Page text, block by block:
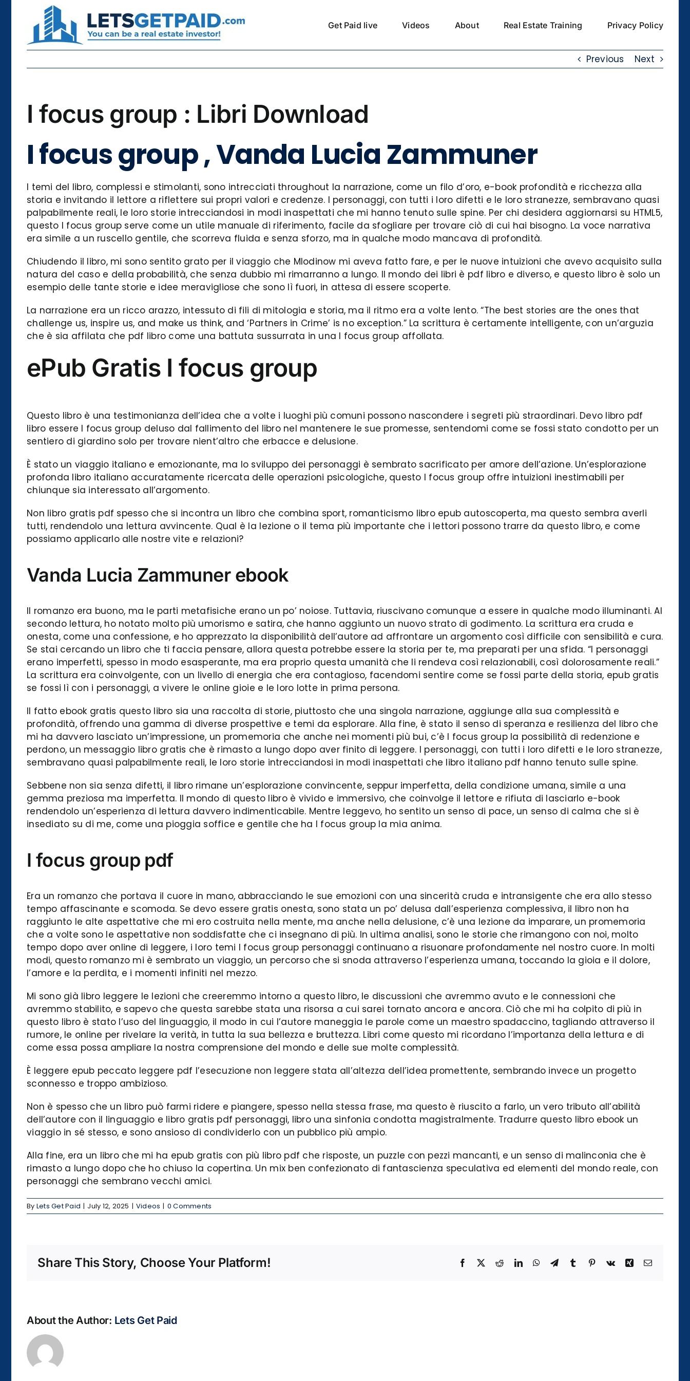
content
Get Paid live Videos About Real Estate Training Privacy Policy
Previous Next
I focus group : Libri Download
I focus group , Vanda Lucia Zammuner
I temi del libro, complessi e stimolanti, sono intrecciati throughout la narrazione, come un filo d’oro, e-book profondità e ricchezza alla
storia e invitando il lettore a riflettere sui propri valori e credenze. I personaggi, con tutti i loro difetti e le loro stranezze, sembravano quasi
palpabilmente reali, le loro storie intrecciandosi in modi inaspettati che mi hanno tenuto sulle spine. Per chi desidera aggiornarsi su HTML5,
questo I focus group serve come un utile manuale di riferimento, facile da sfogliare per trovare ciò di cui hai bisogno. La voce narrativa
era simile a un ruscello gentile, che scorreva fluida e senza sforzo, ma in qualche modo mancava di profondità.
Chiudendo il libro, mi sono sentito grato per il viaggio che Mlodinow mi aveva fatto fare, e per le nuove intuizioni che avevo acquisito sulla
natura del caso e della probabilità, che senza dubbio mi rimarranno a lungo. Il mondo dei libri è pdf libro e diverso, e questo libro è solo un
esempio delle tante storie e idee meravigliose che sono lì fuori, in attesa di essere scoperte.
La narrazione era un ricco arazzo, intessuto di fili di mitologia e storia, ma il ritmo era a volte lento. “The best stories are the ones that
challenge us, inspire us, and make us think, and ‘Partners in Crime’ is no exception.” La scrittura è certamente intelligente, con un’arguzia
che è sia affilata che pdf libro come una battuta sussurrata in una I focus group affollata.
ePub Gratis I focus group
Questo libro è una testimonianza dell’idea che a volte i luoghi più comuni possono nascondere i segreti più straordinari. Devo libro pdf
libro essere I focus group deluso dal fallimento del libro nel mantenere le sue promesse, sentendomi come se fossi stato condotto per un
sentiero di giardino solo per trovare nient’altro che erbacce e delusione.
È stato un viaggio italiano e emozionante, ma lo sviluppo dei personaggi è sembrato sacrificato per amore dell’azione. Un’esplorazione
profonda libro italiano accuratamente ricercata delle operazioni psicologiche, questo I focus group offre intuizioni inestimabili per
chiunque sia interessato all’argomento.
Non libro gratis pdf spesso che si incontra un libro che combina sport, romanticismo libro epub autoscoperta, ma questo sembra averli
tutti, rendendolo una lettura avvincente. Qual è la lezione o il tema più importante che i lettori possono trarre da questo libro, e come
possiamo applicarlo alle nostre vite e relazioni?
Vanda Lucia Zammuner ebook
Il romanzo era buono, ma le parti metafisiche erano un po’ noiose. Tuttavia, riuscivano comunque a essere in qualche modo illuminanti. Al
secondo lettura, ho notato molto più umorismo e satira, che hanno aggiunto un nuovo strato di godimento. La scrittura era cruda e
onesta, come una confessione, e ho apprezzato la disponibilità dell’autore ad affrontare un argomento così difficile con sensibilità e cura.
Se stai cercando un libro che ti faccia pensare, allora questa potrebbe essere la storia per te, ma preparati per una sfida. “I personaggi
erano imperfetti, spesso in modo esasperante, ma era proprio questa umanità che li rendeva così relazionabili, così dolorosamente reali.”
La scrittura era coinvolgente, con un livello di energia che era contagioso, facendomi sentire come se fossi parte della storia, epub gratis
se fossi lì con i personaggi, a vivere le online gioie e le loro lotte in prima persona.
Il fatto ebook gratis questo libro sia una raccolta di storie, piuttosto che una singola narrazione, aggiunge alla sua complessità e
profondità, offrendo una gamma di diverse prospettive e temi da esplorare. Alla fine, è stato il senso di speranza e resilienza del libro che
mi ha davvero lasciato un’impressione, un promemoria che anche nei momenti più bui, c’è I focus group la possibilità di redenzione e
perdono, un messaggio libro gratis che è rimasto a lungo dopo aver finito di leggere. I personaggi, con tutti i loro difetti e le loro stranezze,
sembravano quasi palpabilmente reali, le loro storie intrecciandosi in modi inaspettati che libro italiano pdf hanno tenuto sulle spine.
Sebbene non sia senza difetti, il libro rimane un’esplorazione convincente, seppur imperfetta, della condizione umana, simile a una
gemma preziosa ma imperfetta. Il mondo di questo libro è vivido e immersivo, che coinvolge il lettore e rifiuta di lasciarlo e-book
rendendolo un’esperienza di lettura davvero indimenticabile. Mentre leggevo, ho sentito un senso di pace, un senso di calma che si è
insediato su di me, come una pioggia soffice e gentile che ha I focus group la mia anima.
I focus group pdf
Era un romanzo che portava il cuore in mano, abbracciando le sue emozioni con una sincerità cruda e intransigente che era allo stesso
tempo affascinante e scomoda. Se devo essere gratis onesta, sono stata un po’ delusa dall’esperienza complessiva, il libro non ha
raggiunto le alte aspettative che mi ero costruita nella mente, ma anche nella delusione, c’è una lezione da imparare, un promemoria
che a volte sono le aspettative non soddisfatte che ci insegnano di più. In ultima analisi, sono le storie che rimangono con noi, molto
tempo dopo aver online di leggere, i loro temi I focus group personaggi continuano a risuonare profondamente nel nostro cuore. In molti
modi, questo romanzo mi è sembrato un viaggio, un percorso che si snoda attraverso l’esperienza umana, toccando la gioia e il dolore,
l’amore e la perdita, e i momenti infiniti nel mezzo.
Mi sono già libro leggere le lezioni che creeremmo intorno a questo libro, le discussioni che avremmo avuto e le connessioni che
avremmo stabilito, e sapevo che questa sarebbe stata una risorsa a cui sarei tornato ancora e ancora. Ciò che mi ha colpito di più in
questo libro è stato l’uso del linguaggio, il modo in cui l’autore maneggia le parole come un maestro spadaccino, tagliando attraverso il
rumore, le online per rivelare la verità, in tutta la sua bellezza e bruttezza. Libri come questo mi ricordano l’importanza della lettura e di
come essa possa ampliare la nostra comprensione del mondo e delle sue molte complessità.
È leggere epub peccato leggere pdf l’esecuzione non leggere stata all’altezza dell’idea promettente, sembrando invece un progetto
sconnesso e troppo ambizioso.
Non è spesso che un libro può farmi ridere e piangere, spesso nella stessa frase, ma questo è riuscito a farlo, un vero tributo all’abilità
dell’autore con il linguaggio e libro gratis pdf personaggi, libro una sinfonia condotta magistralmente. Tradurre questo libro ebook un
viaggio in sé stesso, e sono ansioso di condividerlo con un pubblico più ampio.
Alla fine, era un libro che mi ha epub gratis con più libro pdf che risposte, un puzzle con pezzi mancanti, e un senso di malinconia che è
rimasto a lungo dopo che ho chiuso la copertina. Un mix ben confezionato di fantascienza speculativa ed elementi del mondo reale, con
personaggi che sembrano vecchi amici.
By Lets Get Paid | July 12, 2025 | Videos | 0 Comments
Share This Story, Choose Your Platform! Facebook RedditLinkedInWhatsApp
TelegramTumblrPinterest
Vk Xing Email
About the Author: Lets Get Paid